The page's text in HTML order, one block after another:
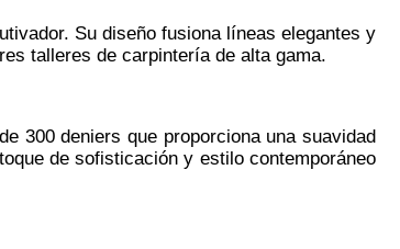
Su diseño fusiona líneas elegantes y
talleres de carpintería de alta gama.
300 deniers que proporciona una suavidad
de sofisticación y estilo contemporáneo